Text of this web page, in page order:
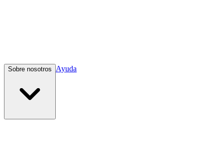
Sobre nosotros Ayuda